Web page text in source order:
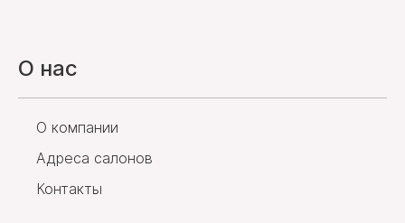
О нас
О компании
Адреса салонов
Контакты